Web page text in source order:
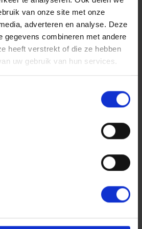
van onze site met onze
adverteren en analyse. Deze
gegevens combineren met andere
heeft verstrekt of die ze hebben
uw gebruik van hun services.
22 december 2025
jaarwisseling